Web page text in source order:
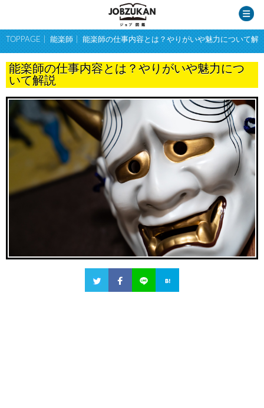
TOPPAGE 能楽師 能楽師の仕事内容とは？やりがいや魅力について解
能楽師の仕事内容とは？やりがいや魅力につ
いて解説